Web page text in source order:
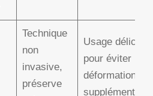
Technique
non
invasive,
préserve
Usage délicat
pour éviter
déformations